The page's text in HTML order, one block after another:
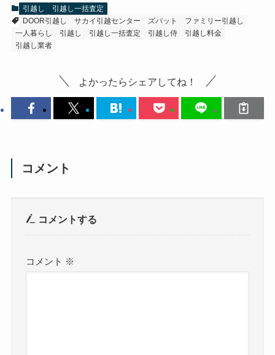
引越し
引越し一括査定
DOOR引越し
サカイ引越センター ズバット
ファミリー引越し
一人暮らし
引越し 引越し一括査定 引越し侍
引越し料金
引越し業者
よかったらシェアしてね！
コメント
コメントする
コメント ※